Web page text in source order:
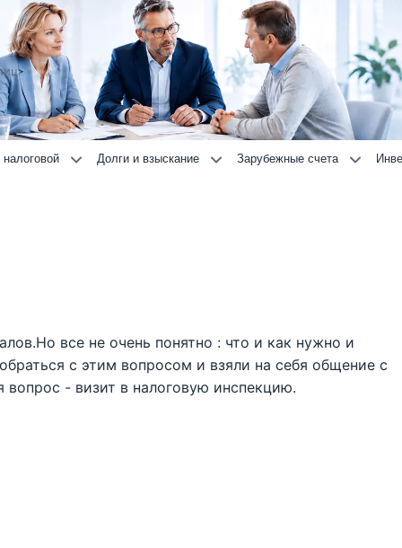
Долги и взыскание Зарубежные счета
все не очень понятно : что и как нужно и
с этим вопросом и взяли на себя общение с
- визит в налоговую инспекцию.